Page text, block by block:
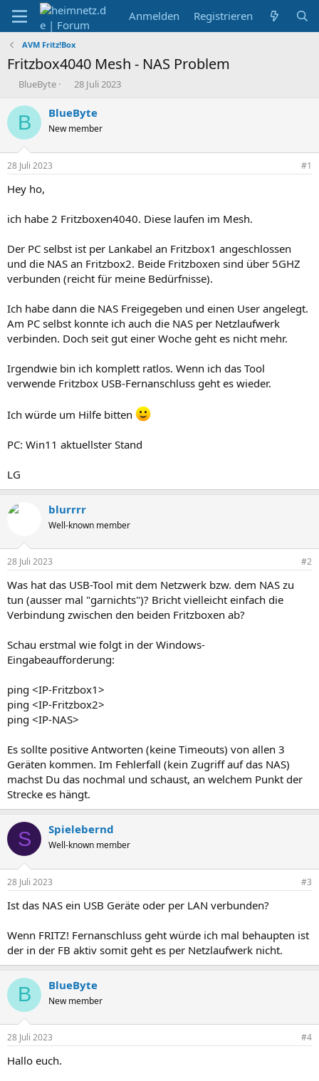
Anmelden Registrieren
AVM Fritz!Box
Fritzbox4040 Mesh - NAS Problem
E
s
e
r
BlueByte
E
s
e
t
28 Juli 2023
B BlueByte
New member
28 Juli 2023 #1
Hey ho,
ich habe 2 Fritzboxen4040. Diese laufen im Mesh.
Der PC selbst ist per Lankabel an Fritzbox1 angeschlossen
und die NAS an Fritzbox2. Beide Fritzboxen sind über 5GHZ
verbunden (reicht für meine Bedürfnisse).
Ich habe dann die NAS Freigegeben und einen User angelegt.
Am PC selbst konnte ich auch die NAS per Netzlaufwerk
verbinden. Doch seit gut einer Woche geht es nicht mehr.
Irgendwie bin ich komplett ratlos. Wenn ich das Tool
verwende Fritzbox USB-Fernanschluss geht es wieder.
Ich würde um Hilfe bitten
PC: Win11 aktuellster Stand
LG
blurrrr
Well-known member
28 Juli 2023 #2
Was hat das USB-Tool mit dem Netzwerk bzw. dem NAS zu
tun (ausser mal "garnichts")? Bricht vielleicht einfach die
Verbindung zwischen den beiden Fritzboxen ab?
Schau erstmal wie folgt in der Windows-
Eingabeaufforderung:
ping <IP-Fritzbox1>
ping <IP-Fritzbox2>
ping <IP-NAS>
Es sollte positive Antworten (keine Timeouts) von allen 3
Geräten kommen. Im Fehlerfall (kein Zugriff auf das NAS)
machst Du das nochmal und schaust, an welchem Punkt der
Strecke es hängt.
S Spielebernd
Well-known member
28 Juli 2023 #3
Ist das NAS ein USB Geräte oder per LAN verbunden?
Wenn FRITZ! Fernanschluss geht würde ich mal behaupten ist
der in der FB aktiv somit geht es per Netzlaufwerk nicht.
B BlueByte
New member
28 Juli 2023 #4
Hallo euch.